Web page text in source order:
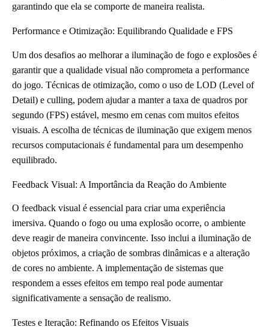
garantindo que ela se comporte de maneira realista.
Performance e Otimização: Equilibrando Qualidade e FPS
Um dos desafios ao melhorar a iluminação de fogo e explosões é
garantir que a qualidade visual não comprometa a performance
do jogo. Técnicas de otimização, como o uso de LOD (Level of
Detail) e culling, podem ajudar a manter a taxa de quadros por
segundo (FPS) estável, mesmo em cenas com muitos efeitos
visuais. A escolha de técnicas de iluminação que exigem menos
recursos computacionais é fundamental para um desempenho
equilibrado.
Feedback Visual: A Importância da Reação do Ambiente
O feedback visual é essencial para criar uma experiência
imersiva. Quando o fogo ou uma explosão ocorre, o ambiente
deve reagir de maneira convincente. Isso inclui a iluminação de
objetos próximos, a criação de sombras dinâmicas e a alteração
de cores no ambiente. A implementação de sistemas que
respondem a esses efeitos em tempo real pode aumentar
significativamente a sensação de realismo.
Testes e Iteração: Refinando os Efeitos Visuais